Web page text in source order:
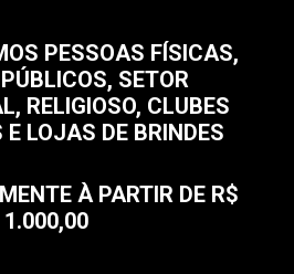
PESSOAS FÍSICAS,
SETOR
RELIGIOSO, CLUBES
E LOJAS DE BRINDES
À PARTIR DE R$
1.000,00